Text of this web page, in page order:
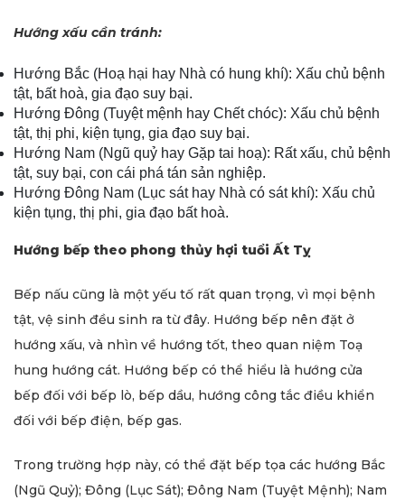
Hướng xấu cần tránh:
Hướng Bắc (Hoạ hại hay Nhà có hung khí): Xấu chủ bệnh
tật, bất hoà, gia đạo suy bại.
Hướng Đông (Tuyệt mệnh hay Chết chóc): Xấu chủ bệnh
tật, thị phi, kiện tụng, gia đạo suy bại.
Hướng Nam (Ngũ quỷ hay Gặp tai hoạ): Rất xấu, chủ bệnh
tật, suy bại, con cái phá tán sản nghiệp.
Hướng Đông Nam (Lục sát hay Nhà có sát khí): Xấu chủ
kiện tụng, thị phi, gia đạo bất hoà.
Hướng bếp theo phong thủy hợi tuổi Ất Tỵ
Bếp nấu cũng là một yếu tố rất quan trọng, vì mọi bệnh
tật, vệ sinh đều sinh ra từ đây. Hướng bếp nên đặt ở
hướng xấu, và nhìn về hướng tốt, theo quan niệm Toạ
hung hướng cát. Hướng bếp có thể hiểu là hướng cửa
bếp đối với bếp lò, bếp dầu, hướng công tắc điều khiển
đối với bếp điện, bếp gas.
Trong trường hợp này, có thể đặt bếp tọa các hướng Bắc
(Ngũ Quỷ); Đông (Lục Sát); Đông Nam (Tuyệt Mệnh); Nam